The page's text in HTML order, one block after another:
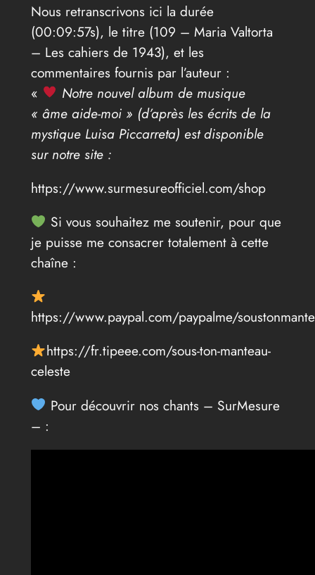
Nous retranscrivons ici la durée
(00:09:57s), le titre (109 – Maria Valtorta
– Les cahiers de 1943), et les
commentaires fournis par l’auteur :
«
Notre nouvel album de musique
« âme aide-moi » (d’après les écrits de la
mystique Luisa Piccarreta) est disponible
sur notre site :
https://www.surmesureofficiel.com/shop
Si vous souhaitez me soutenir, pour que
je puisse me consacrer totalement à cette
chaîne :
https://www.paypal.com/paypalme/
https://fr.tipeee.com/sous-ton-manteau-
celeste
Pour découvrir nos chants – SurMesure
– :